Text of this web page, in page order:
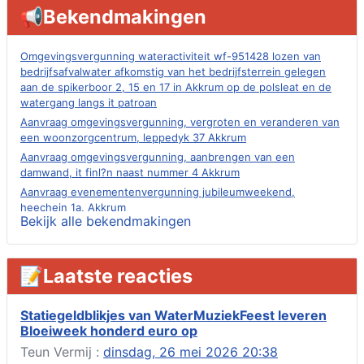
📢Bekendmakingen
Omgevingsvergunning wateractiviteit wf-951428 lozen van
bedrijfsafvalwater afkomstig van het bedrijfsterrein gelegen
aan de spikerboor 2, 15 en 17 in Akkrum op de polsleat en de
watergang langs it patroan
Aanvraag omgevingsvergunning, vergroten en veranderen van
een woonzorgcentrum, leppedyk 37 Akkrum
Aanvraag omgevingsvergunning, aanbrengen van een
damwand, it finl?n naast nummer 4 Akkrum
Aanvraag evenementenvergunning jubileumweekend,
heechein 1a, Akkrum
Verlening omgevingsvergunning, tijdelijk gebruik openbare
ruimte 02-10 t/m 02-11-2026, sitadel voor nr 6 te Akkrum
Aanvraag omgevingsvergunning, tijdelijk gebruik openbare
ruimte 02-10 t/m 02-11-2026, sitadel voor nr 6 te Akkrum
Verlenging beslistermijn aanvraag omgevingsvergunning,
heechein 28, 8491 em Akkrum
Aanvraag omgevingsvergunning, veranderen van een woning
(voordeur en dakkapel), boarnsterdyk 75 Akkrum
Bekijk alle bekendmakingen
📝Laatste reacties
Statiegeldblikjes van WaterMuziekFeest leveren
Bloeiweek honderd euro op
Teun Vermij : dinsdag, 26 mei 2026 20:38